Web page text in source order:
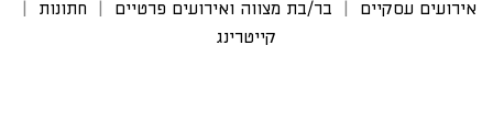
אירועים עסקיים בר/בת מצווה ואירועים פרטיים
חתונות
קייטרינג